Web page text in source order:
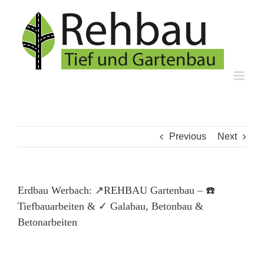
content
Previous Next
Erdbau Werbach: ↗️REHBAU Gartenbau – ☎️
Tiefbauarbeiten & ✓ Galabau, Betonbau &
Betonarbeiten